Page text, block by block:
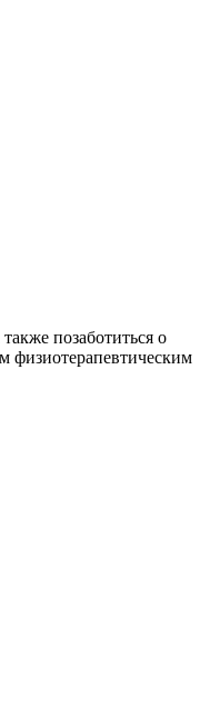
позаботиться о
физиотерапевтическим